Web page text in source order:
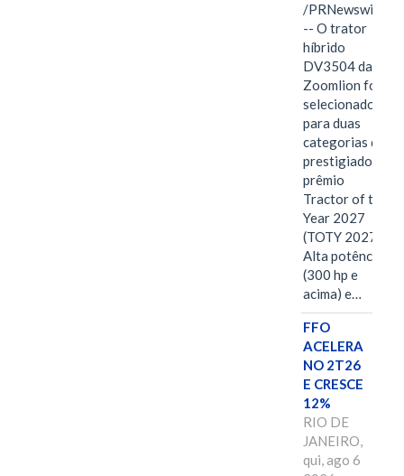
/PRNewswire/
-- O trator
híbrido
DV3504 da
Zoomlion foi
selecionado
para duas
categorias do
prestigiado
prêmio
Tractor of the
Year 2027
(TOTY 2027:
Alta potência
(300 hp e
acima) e…
FFO
ACELERA
NO 2T26
E CRESCE
12%
RIO DE
JANEIRO,
qui, ago 6